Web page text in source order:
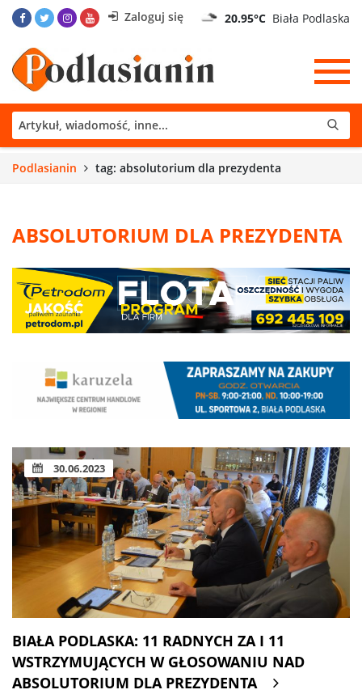
Zaloguj się 20.95°C Biała Podlaska
Podlasianin tag: absolutorium dla prezydenta
ABSOLUTORIUM DLA PREZYDENTA
30.06.2023
BIAŁA PODLASKA: 11 RADNYCH ZA I 11
WSTRZYMUJĄCYCH W GŁOSOWANIU NAD
ABSOLUTORIUM DLA PREZYDENTA